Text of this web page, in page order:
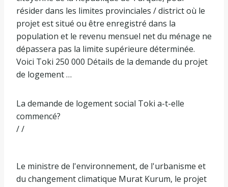
résider dans les limites provinciales / district où le
projet est situé ou être enregistré dans la
population et le revenu mensuel net du ménage ne
dépassera pas la limite supérieure déterminée.
Voici Toki 250 000 Détails de la demande du projet
de logement …
La demande de logement social Toki a-t-elle
commencé?
/ /
Le ministre de l'environnement, de l'urbanisme et
du changement climatique Murat Kurum, le projet